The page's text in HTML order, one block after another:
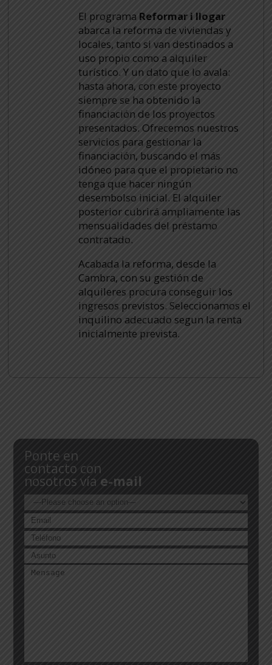
El programa Reformar i llogar
abarca la reforma de viviendas y
locales, tanto si van destinados a
uso propio como a alquiler
turístico. Y un dato que lo avala:
hasta ahora, con este proyecto
siempre se ha obtenido la
financiación de los proyectos
presentados. Ofrecemos nuestros
servicios para gestionar la
financiación, buscando el más
idóneo para que el propietario no
tenga que hacer ningún
desembolso inicial. El alquiler
posterior cubrirá ampliamente las
mensualidades del préstamo
contratado.
Acabada la reforma, desde la
Cambra, con su gestión de
alquileres procura conseguir los
ingresos previstos. Seleccionamos el
inquilino adecuado segun la renta
inicialmente prevista.
Ponte en
contacto con
nosotros vía e-mail